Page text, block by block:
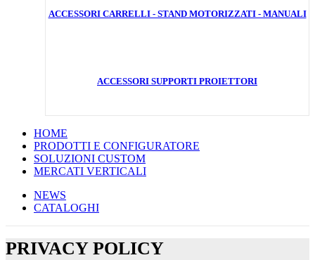
ACCESSORI CARRELLI - STAND MOTORIZZATI - MANUALI
ACCESSORI SUPPORTI PROIETTORI
HOME
PRODOTTI E CONFIGURATORE
SOLUZIONI CUSTOM
MERCATI VERTICALI
NEWS
CATALOGHI
PRIVACY POLICY